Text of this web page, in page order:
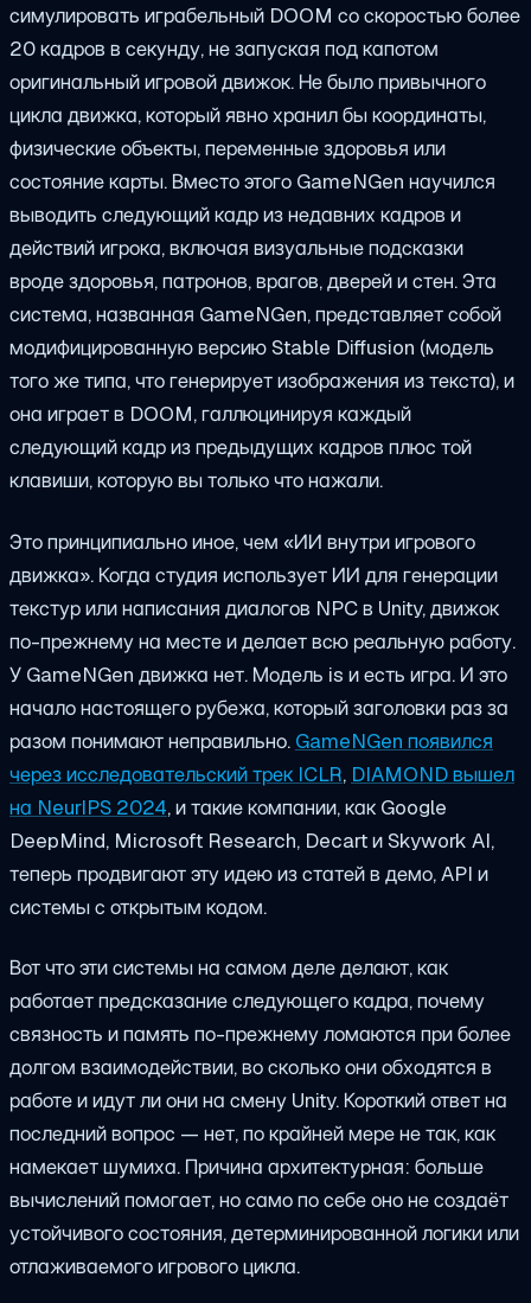
симулировать играбельный DOOM со скоростью более
20 кадров в секунду, не запуская под капотом
оригинальный игровой движок. Не было привычного
цикла движка, который явно хранил бы координаты,
физические объекты, переменные здоровья или
состояние карты. Вместо этого GameNGen научился
выводить следующий кадр из недавних кадров и
действий игрока, включая визуальные подсказки
вроде здоровья, патронов, врагов, дверей и стен. Эта
система, названная GameNGen, представляет собой
модифицированную версию Stable Diffusion (модель
того же типа, что генерирует изображения из текста), и
она играет в DOOM, галлюцинируя каждый
следующий кадр из предыдущих кадров плюс той
клавиши, которую вы только что нажали.
Это принципиально иное, чем «ИИ внутри игрового
движка». Когда студия использует ИИ для генерации
текстур или написания диалогов NPC в Unity, движок
по-прежнему на месте и делает всю реальную работу.
У GameNGen движка нет. Модель is и есть игра. И это
начало настоящего рубежа, который заголовки раз за
разом понимают неправильно. GameNGen появился
через исследовательский трек ICLR, DIAMOND вышел
на NeurIPS 2024, и такие компании, как Google
DeepMind, Microsoft Research, Decart и Skywork AI,
теперь продвигают эту идею из статей в демо, API и
системы с открытым кодом.
Вот что эти системы на самом деле делают, как
работает предсказание следующего кадра, почему
связность и память по-прежнему ломаются при более
долгом взаимодействии, во сколько они обходятся в
работе и идут ли они на смену Unity. Короткий ответ на
последний вопрос — нет, по крайней мере не так, как
намекает шумиха. Причина архитектурная: больше
вычислений помогает, но само по себе оно не создаёт
устойчивого состояния, детерминированной логики или
отлаживаемого игрового цикла.